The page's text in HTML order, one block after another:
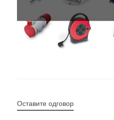
Оставите одговор